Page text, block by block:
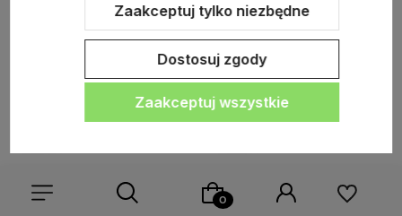
Zaakceptuj tylko niezbędne
Dostosuj zgody
Zaakceptuj wszystkie